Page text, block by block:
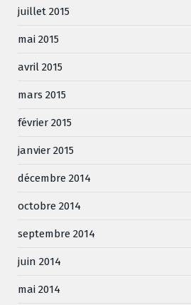
juillet 2015
mai 2015
avril 2015
mars 2015
février 2015
janvier 2015
décembre 2014
octobre 2014
septembre 2014
juin 2014
mai 2014